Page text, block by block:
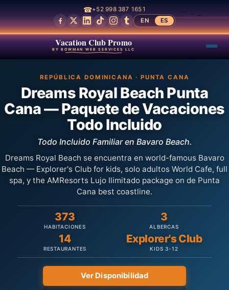
☎+52 998 387 1651
EN
ES
Vacation Club Promo
BY BOWMAN WEB SERVICES LLC
REPÚBLICA DOMINICANA · PUNTA CANA
Dreams Royal Beach Punta
Cana — Paquete de Vacaciones
Todo Incluido
Todo Incluido Familiar en Bavaro Beach.
Dreams Royal Beach se encuentra en world-famous Bavaro
Beach — Explorer's Club for kids, solo adultos World Cafe, full
spa, y the AMResorts Lujo Ilimitado package on de Punta
Cana best coastline.
373
HABITACIONES
3
ALBERCAS
14
RESTAURANTES
Explorer's Club
KIDS 3-12
Ver Disponibilidad